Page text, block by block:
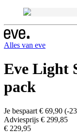
Alles van eve
Eve Light
pack
Je bespaart € 69,90 (-
Adviesprijs € 299,85
€ 229,95